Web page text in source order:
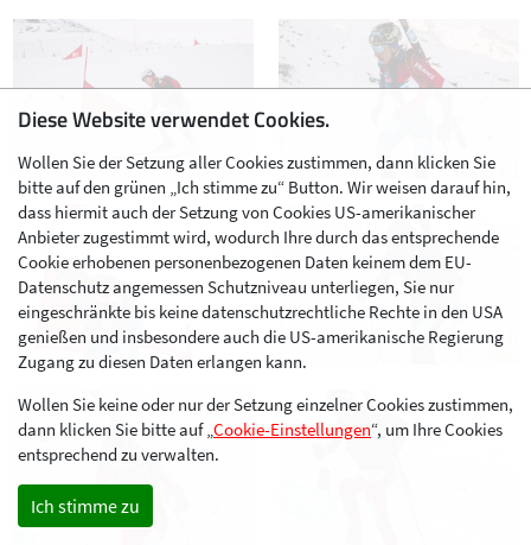
Diese Website verwendet Cookies.
Wollen Sie der Setzung aller Cookies zustimmen, dann klicken Sie
bitte auf den grünen „Ich stimme zu“ Button. Wir weisen darauf hin,
dass hiermit auch der Setzung von Cookies US-amerikanischer
Anbieter zugestimmt wird, wodurch Ihre durch das entsprechende
Cookie erhobenen personenbezogenen Daten keinem dem EU-
Datenschutz angemessen Schutzniveau unterliegen, Sie nur
eingeschränkte bis keine datenschutzrechtliche Rechte in den USA
genießen und insbesondere auch die US-amerikanische Regierung
Zugang zu diesen Daten erlangen kann.
Wollen Sie keine oder nur der Setzung einzelner Cookies zustimmen,
dann klicken Sie bitte auf „Cookie-Einstellungen“, um Ihre Cookies
entsprechend zu verwalten.
Ich stimme zu